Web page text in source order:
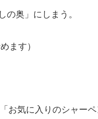
奥」にしまう。
ます）
お気に入りのシャーペ